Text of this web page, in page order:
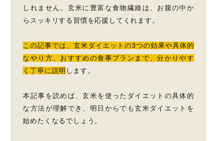
しれません。玄米に豊富な食物繊維は、お腹の中か
らスッキリする習慣を応援してくれます。
この記事では、玄米ダイエットの3つの効果や具体的
なやり方、おすすめの食事プランまで、分かりやす
く丁寧に説明 します。
本記事を読めば、玄米を使ったダイエットの具体的
な方法が理解でき、明日からでも玄米ダイエットを
始めたくなるでしょう。